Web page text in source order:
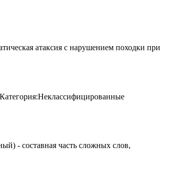
атаксия с нарушением походки при
- составная часть сложных слов,